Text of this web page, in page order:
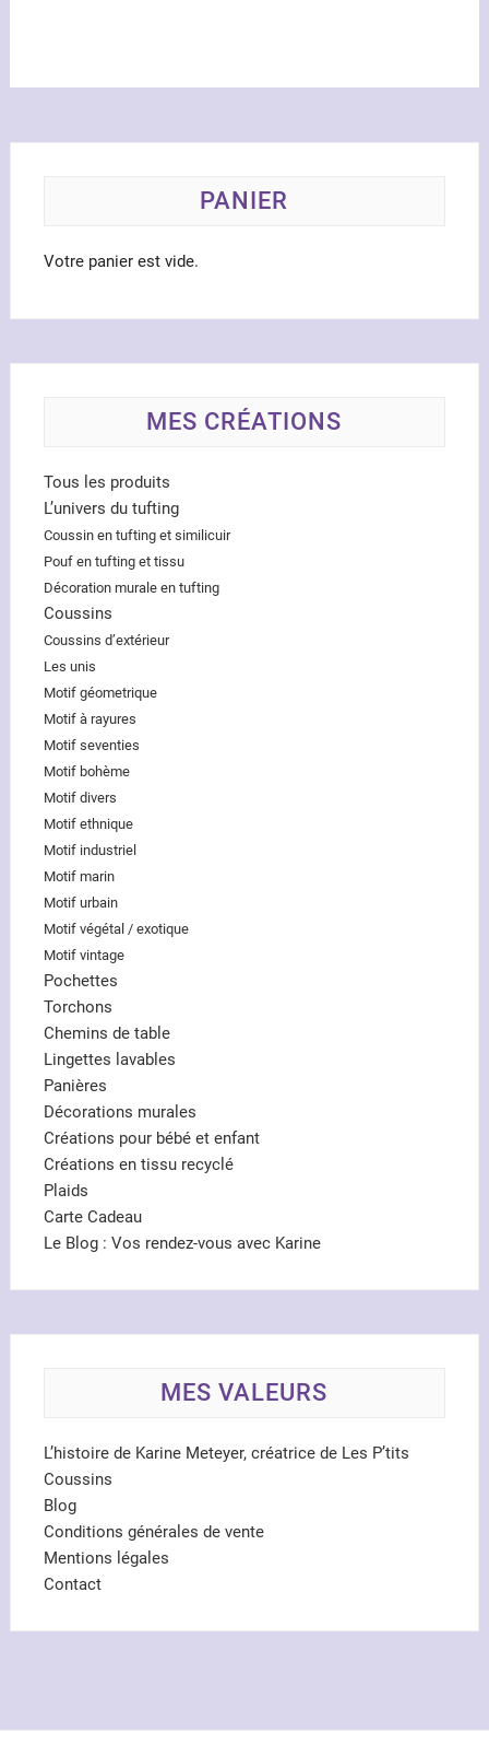
PANIER
Votre panier est vide.
MES CRÉATIONS
Tous les produits
L’univers du tufting
Coussin en tufting et similicuir
Pouf en tufting et tissu
Décoration murale en tufting
Coussins
Coussins d’extérieur
Les unis
Motif géometrique
Motif à rayures
Motif seventies
Motif bohème
Motif divers
Motif ethnique
Motif industriel
Motif marin
Motif urbain
Motif végétal / exotique
Motif vintage
Pochettes
Torchons
Chemins de table
Lingettes lavables
Panières
Décorations murales
Créations pour bébé et enfant
Créations en tissu recyclé
Plaids
Carte Cadeau
Le Blog : Vos rendez-vous avec Karine
MES VALEURS
L’histoire de Karine Meteyer, créatrice de Les P’tits
Coussins
Blog
Conditions générales de vente
Mentions légales
Contact